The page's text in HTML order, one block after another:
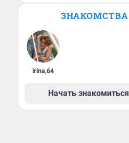
ЗНАКОМСТВА
irina,64
Начать знакомиться